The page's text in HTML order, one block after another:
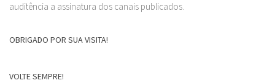
auditência a assinatura dos canais publicados.
OBRIGADO POR SUA VISITA!
VOLTE SEMPRE!